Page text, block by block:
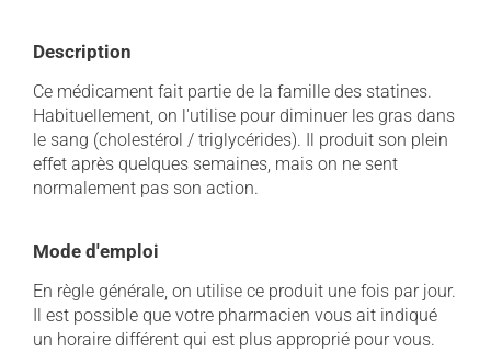
Description
Ce médicament fait partie de la famille des statines.
Habituellement, on l'utilise pour diminuer les gras dans
le sang (cholestérol / triglycérides). Il produit son plein
effet après quelques semaines, mais on ne sent
normalement pas son action.
Mode d'emploi
En règle générale, on utilise ce produit une fois par jour.
Il est possible que votre pharmacien vous ait indiqué
un horaire différent qui est plus approprié pour vous.